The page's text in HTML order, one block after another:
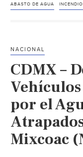
Oaxaca
ante
incendios
forestales,
riesgos
civiles
y
escasez
de
ABASTO DE AGUA
NACIONAL
CDMX –
por el
Mixcoac